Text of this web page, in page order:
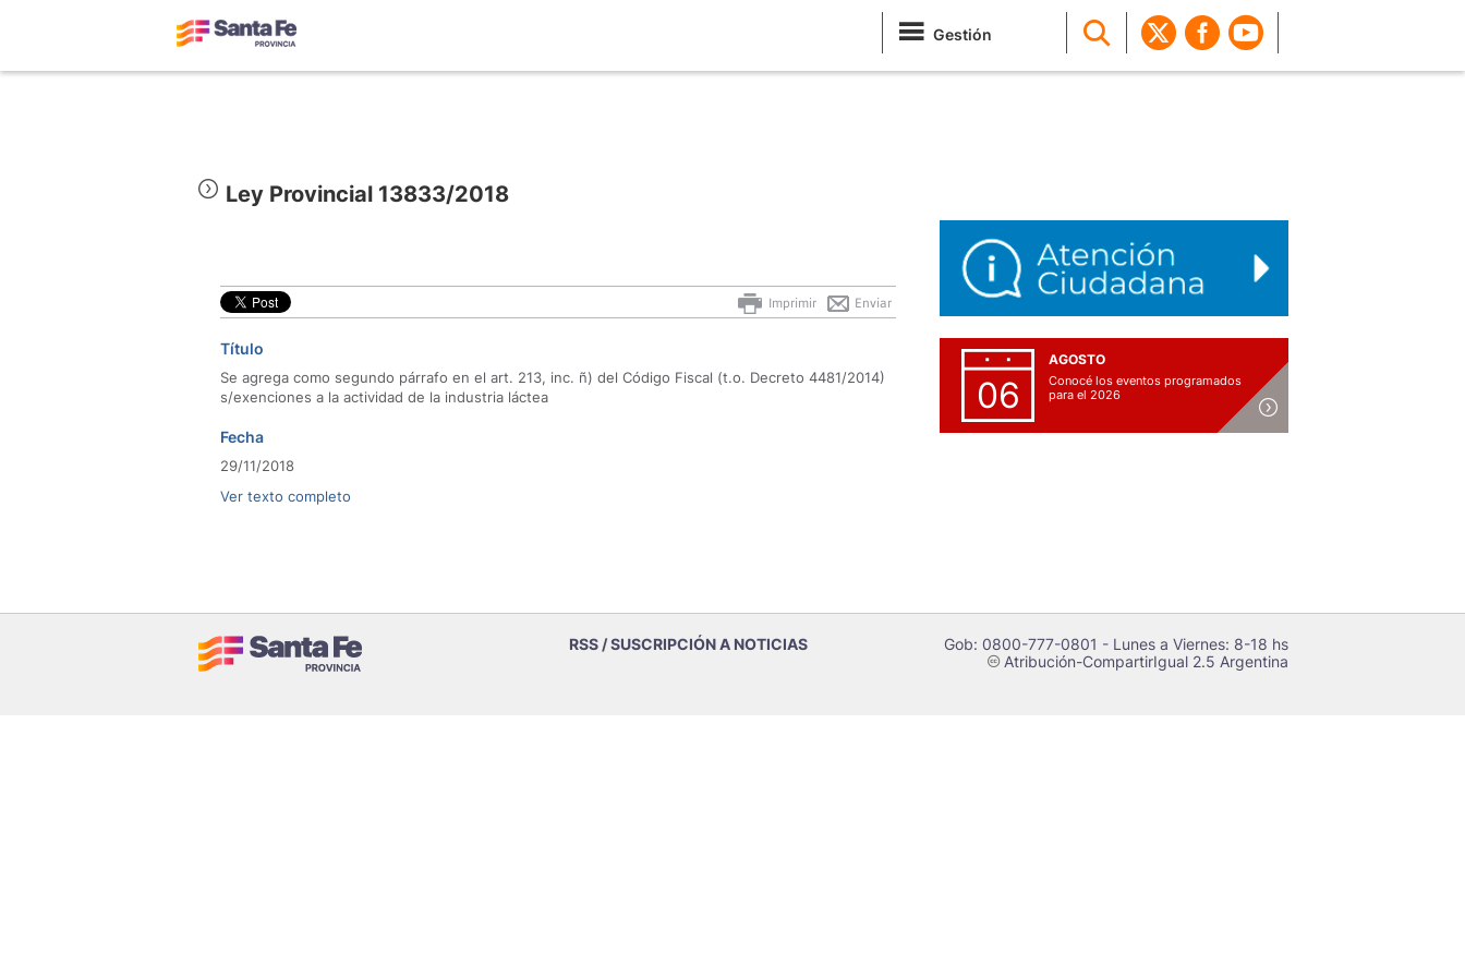
Gestión
Ley Provincial 13833/2018
Enviar
Imprimir
Título
Se agrega como segundo párrafo en el art. 213, inc. ñ) del Código Fiscal (t.o. Decreto 4481/2014)
s/exenciones a la actividad de la industria láctea
Fecha
29/11/2018
Ver texto completo
06
AGOSTO
Conocé los eventos programados
para el 2026
RSS / SUSCRIPCIÓN A NOTICIAS Gob: 0800-777-0801 - Lunes a Viernes: 8-18 hs
cAtribución-CompartirIgual 2.5 Argentina